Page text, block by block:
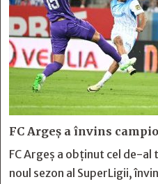
FC Argeş a învins
FC Argeş a obţinut cel de-al
noul sezon al SuperLigii,